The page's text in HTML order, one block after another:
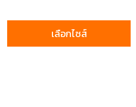
เลือกไซส์